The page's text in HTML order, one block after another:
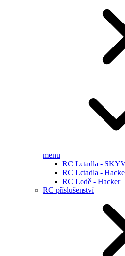
menu
RC Letadla -
RC Letadla -
RC Lodě - Hacker
RC příslušenství